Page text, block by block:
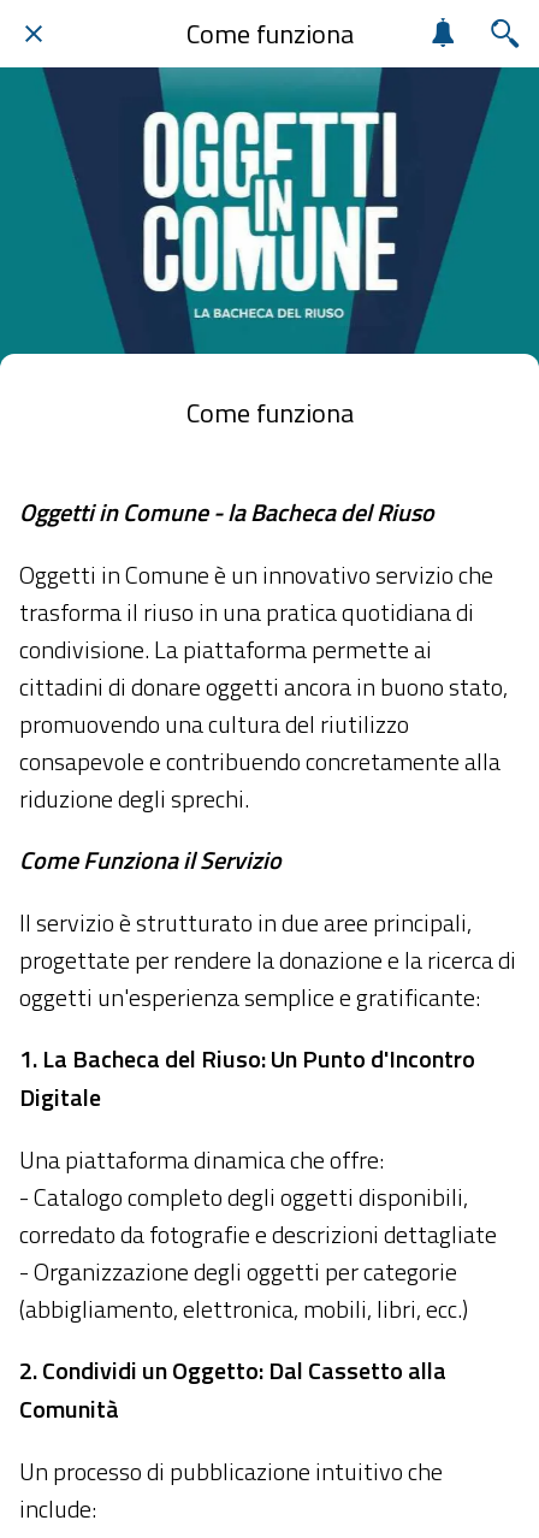
Come funziona
Come funziona
Oggetti in Comune - la Bacheca del Riuso
Oggetti in Comune è un innovativo servizio che
trasforma il riuso in una pratica quotidiana di
condivisione. La piattaforma permette ai
cittadini di donare oggetti ancora in buono stato,
promuovendo una cultura del riutilizzo
consapevole e contribuendo concretamente alla
riduzione degli sprechi.
Come Funziona il Servizio
Il servizio è strutturato in due aree principali,
progettate per rendere la donazione e la ricerca di
oggetti un'esperienza semplice e gratificante:
1. La Bacheca del Riuso: Un Punto d'Incontro
Digitale
Una piattaforma dinamica che offre:
- Catalogo completo degli oggetti disponibili,
corredato da fotografie e descrizioni dettagliate
- Organizzazione degli oggetti per categorie
(abbigliamento, elettronica, mobili, libri, ecc.)
2. Condividi un Oggetto: Dal Cassetto alla
Comunità
Un processo di pubblicazione intuitivo che
include: